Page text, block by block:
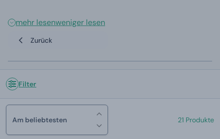
mehr lesenweniger lesen
Zurück
Filter
Am beliebtesten 21 Produkte